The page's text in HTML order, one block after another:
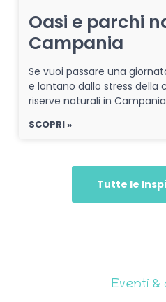
Oasi e parchi
Campania
Se vuoi passare una
e lontano dallo stress della
riserve naturali in
SCOPRI »
Tutte le
Eventi &